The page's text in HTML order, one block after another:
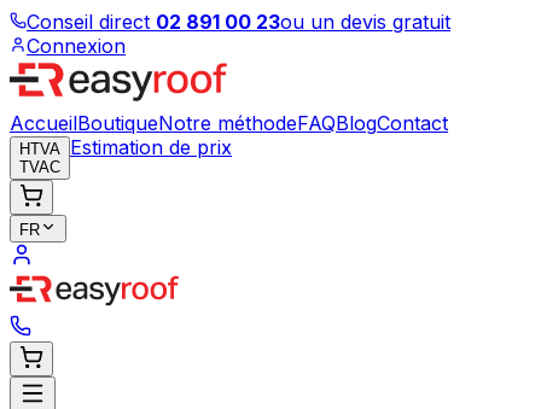
Conseil direct 02 891 00 23ou un devis gratuit
Connexion
AccueilBoutiqueNotre méthodeFAQBlogContact
HTVA
TVAC
Estimation de prix
FR